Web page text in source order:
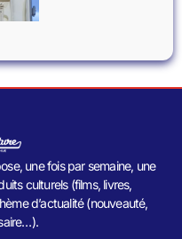
une fois par semaine, une
culturels (films, livres,
d’actualité (nouveauté,